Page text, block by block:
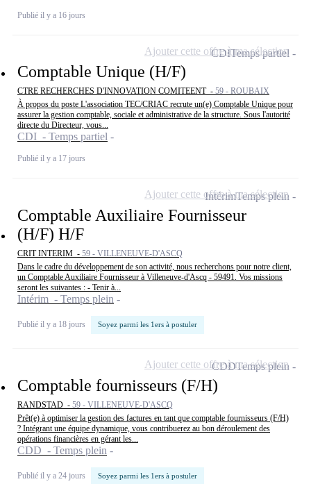
Publié il y a 16 jours
Comptable Unique (H/F)
CTRE RECHERCHES D'INNOVATION COMITEENT - 59 - ROUBAIX
À propos du poste L'association TEC/CRIAC recrute un(e) Comptable Unique pour
assurer la gestion comptable, sociale et administrative de la structure. Sous l'autorité
directe du Directeur, vous...
CDI - Temps partiel
Publié il y a 17 jours
CDITemps partiel
Ajouter cette offre à ma sélection
Comptable Auxiliaire Fournisseur
(H/F) H/F
CRIT INTERIM - 59 - VILLENEUVE-D'ASCQ
Dans le cadre du développement de son activité, nous recherchons pour notre client,
un Comptable Auxiliaire Fournisseur à Villeneuve-d'Ascq - 59491. Vos missions
seront les suivantes : - Tenir à...
Intérim - Temps plein
Publié il y a 18 jours Soyez parmi les 1ers à postuler
IntérimTemps plein
Ajouter cette offre à ma sélection
Comptable fournisseurs (F/H)
RANDSTAD - 59 - VILLENEUVE-D'ASCQ
Prêt(e) à optimiser la gestion des factures en tant que comptable fournisseurs (F/H)
? Intégrant une équipe dynamique, vous contribuerez au bon déroulement des
opérations financières en gérant les...
CDD - Temps plein
Publié il y a 24 jours Soyez parmi les 1ers à postuler
CDDTemps plein
Ajouter cette offre à ma sélection